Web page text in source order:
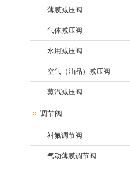
薄膜减压阀
气体减压阀
水用减压阀
空气（油品）减压阀
蒸汽减压阀
调节阀
衬氟调节阀
气动薄膜调节阀